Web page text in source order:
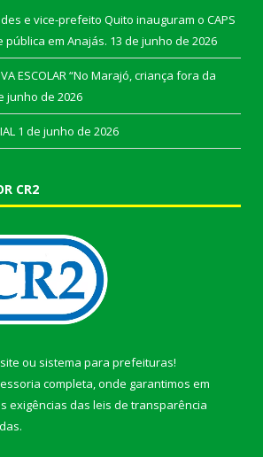
e vice-prefeito Quito inauguram o CAPS
em Anajás. 13 de junho de 2026
ESCOLAR “No Marajó, criança fora da
junho de 2026
1 de junho de 2026
CR2
ou sistema para prefeituras!
completa, onde garantimos em
exigências das leis de transparência